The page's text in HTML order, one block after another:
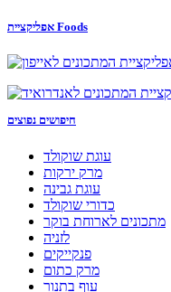
אפליקציית Foods
חיפושים נפוצים
עוגת שוקולד
מרק ירקות
עוגת גבינה
כדורי שוקולד
מתכונים לארוחת בוקר
לזניה
פנקייקים
מרק כתום
עוף בתנור